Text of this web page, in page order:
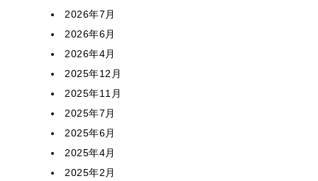
2026年7月
2026年6月
2026年4月
2025年12月
2025年11月
2025年7月
2025年6月
2025年4月
2025年2月